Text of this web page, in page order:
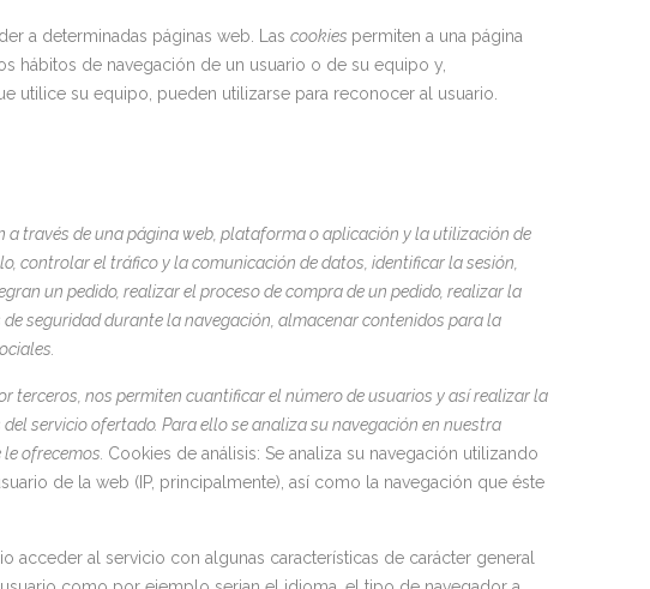
a determinadas páginas web. Lascookies permiten a una página
hábitos de navegación de un usuario o de su equipo y,
su equipo, pueden utilizarse para reconocer al usuario.
a través de unapágina web, plataforma o aplicación y la utilización de
controlar el tráfico y la comunicación de datos, identificar la sesión,
un pedido, realizar el proceso de compra de un pedido, realizar la
seguridad durante la navegación, almacenar contenidos para la
terceros, nos permiten cuantificar el número de usuarios y así realizar la
servicio ofertado. Para ello se analiza su navegación en nuestra
ofrecemos. Cookies de análisis: Se analiza su navegación utilizando
de la web (IP, principalmente), así como la navegación que éste
acceder al servicio con algunas características de carácter general